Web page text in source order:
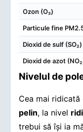
Ozon (O₃)
Particule fine
Dioxid de sulf (SO₂)
Dioxid de azot
Nivelul de
Cea mai
pelin, la nivel
trebui să își ia